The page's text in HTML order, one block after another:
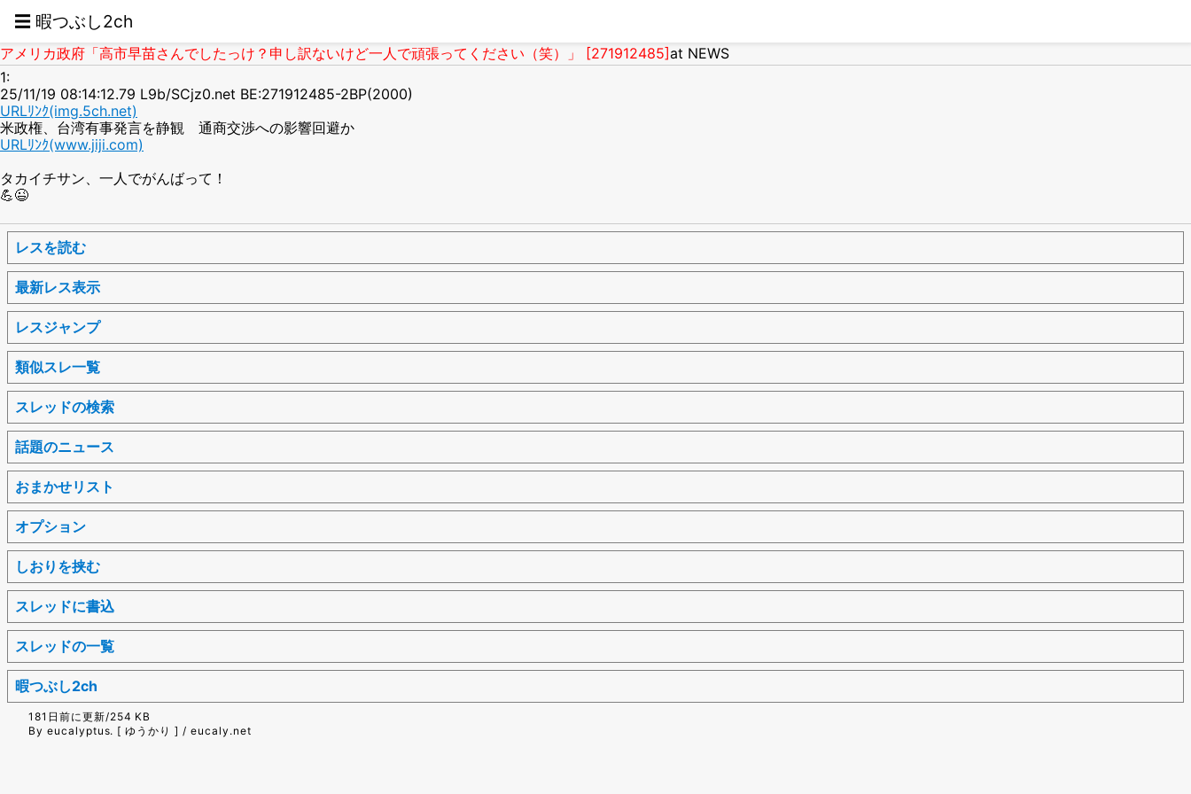
☰ 暇つぶし2ch
アメリカ政府「高市早苗さんでしたっけ？申し訳ないけど一人で頑張ってください（笑）」 [271912485]at NEWS
1:
25/11/19 08:14:12.79 L9b/SCjz0.net BE:271912485-2BP(2000)
URLﾘﾝｸ(img.5ch.net)
米政権、台湾有事発言を静観 通商交渉への影響回避か
URLﾘﾝｸ(www.jiji.com)
タカイチサン、一人でがんばって！
💪😉
レスを読む
最新レス表示
レスジャンプ
類似スレ一覧
スレッドの検索
話題のニュース
おまかせリスト
オプション
しおりを挟む
スレッドに書込
スレッドの一覧
暇つぶし2ch
181日前に更新/254 KB
By eucalyptus. [ ゆうかり ] / eucaly.net